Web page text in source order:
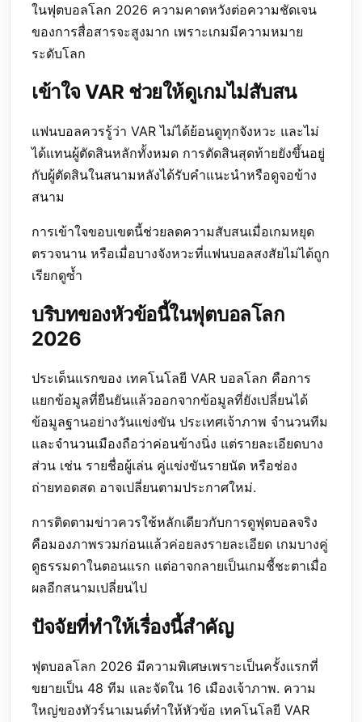
ในฟุตบอลโลก 2026 ความคาดหวังต่อความชัดเจน
ของการสื่อสารจะสูงมาก เพราะเกมมีความหมาย
ระดับโลก
เข้าใจ VAR ช่วยให้ดูเกมไม่สับสน
แฟนบอลควรรู้ว่า VAR ไม่ได้ย้อนดูทุกจังหวะ และไม่
ได้แทนผู้ตัดสินหลักทั้งหมด การตัดสินสุดท้ายยังขึ้นอยู่
กับผู้ตัดสินในสนามหลังได้รับคำแนะนำหรือดูจอข้าง
สนาม
การเข้าใจขอบเขตนี้ช่วยลดความสับสนเมื่อเกมหยุด
ตรวจนาน หรือเมื่อบางจังหวะที่แฟนบอลสงสัยไม่ได้ถูก
เรียกดูซ้ำ
บริบทของหัวข้อนี้ในฟุตบอลโลก
2026
ประเด็นแรกของ เทคโนโลยี VAR บอลโลก คือการ
แยกข้อมูลที่ยืนยันแล้วออกจากข้อมูลที่ยังเปลี่ยนได้
ข้อมูลฐานอย่างวันแข่งขัน ประเทศเจ้าภาพ จำนวนทีม
และจำนวนเมืองถือว่าค่อนข้างนิ่ง แต่รายละเอียดบาง
ส่วน เช่น รายชื่อผู้เล่น คู่แข่งขันรายนัด หรือช่อง
ถ่ายทอดสด อาจเปลี่ยนตามประกาศใหม่.
การติดตามข่าวควรใช้หลักเดียวกับการดูฟุตบอลจริง
คือมองภาพรวมก่อนแล้วค่อยลงรายละเอียด เกมบางคู่
ดูธรรมดาในตอนแรก แต่อาจกลายเป็นเกมชี้ชะตาเมื่อ
ผลอีกสนามเปลี่ยนไป
ปัจจัยที่ทำให้เรื่องนี้สำคัญ
ฟุตบอลโลก 2026 มีความพิเศษเพราะเป็นครั้งแรกที่
ขยายเป็น 48 ทีม และจัดใน 16 เมืองเจ้าภาพ. ความ
ใหญ่ของทัวร์นาเมนต์ทำให้หัวข้อ เทคโนโลยี VAR